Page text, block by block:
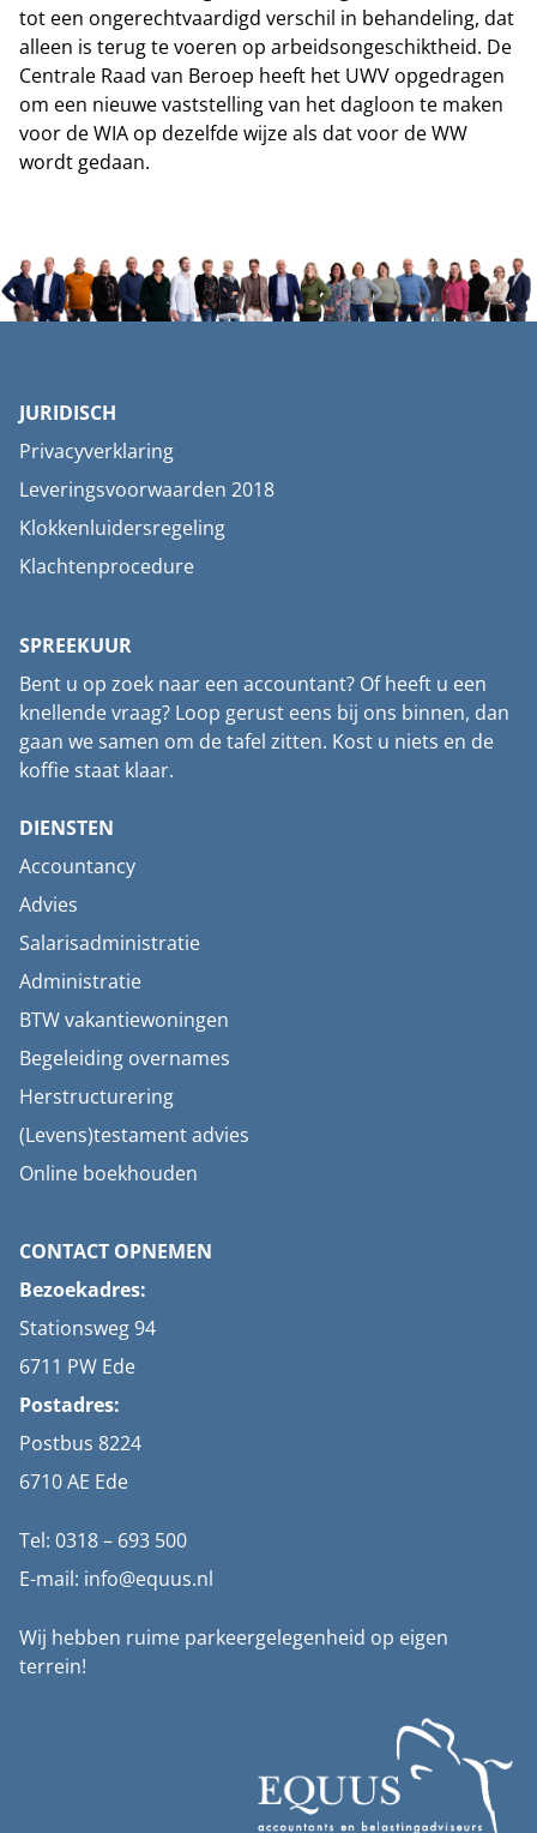
tot een ongerechtvaardigd verschil in behandeling, dat
alleen is terug te voeren op arbeidsongeschiktheid. De
Centrale Raad van Beroep heeft het UWV opgedragen
om een nieuwe vaststelling van het dagloon te maken
voor de WIA op dezelfde wijze als dat voor de WW
wordt gedaan.
JURIDISCH
Privacyverklaring
Leveringsvoorwaarden 2018
Klokkenluidersregeling
Klachtenprocedure
SPREEKUUR
Bent u op zoek naar een accountant? Of heeft u een
knellende vraag? Loop gerust eens bij ons binnen, dan
gaan we samen om de tafel zitten. Kost u niets en de
koffie staat klaar.
DIENSTEN
Accountancy
Advies
Salarisadministratie
Administratie
BTW vakantiewoningen
Begeleiding overnames
Herstructurering
(Levens)testament advies
Online boekhouden
CONTACT OPNEMEN
Bezoekadres:
Stationsweg 94
6711 PW Ede
Postadres:
Postbus 8224
6710 AE Ede
Tel: 0318 – 693 500
E-mail: info@equus.nl
Wij hebben ruime parkeergelegenheid op eigen
terrein!